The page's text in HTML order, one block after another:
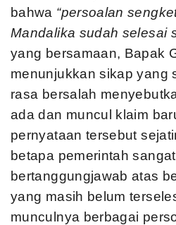
bahwa “persoalan
Mandalika sudah selesai
yang bersamaan, Bapak
menunjukkan sikap yang
rasa bersalah
ada dan muncul klaim
pernyataan tersebut
betapa pemerintah
bertanggungjawab atas
yang masih belum
munculnya berbagai